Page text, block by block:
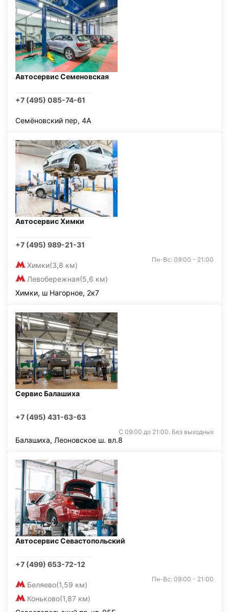
Автосервис Семеновская
+7 (495) 085-74-61
Семёновский пер, 4А
Автосервис Химки
+7 (495) 989-21-31
Химки(3,8 км)
Левобережная(5,6 км)
Пн-Вс: 09:00 - 21:00
Химки, ш Нагорное, 2к7
Сервис Балашиха
+7 (495) 431-63-63
С 09:00 до 21:00. Без выходных
Балашиха, Леоновское ш. вл.8
Автосервис Севастопольский
+7 (499) 653-72-12
Беляево(1,59 км)
Коньково(1,87 км)
Пн-Вс: 09:00 - 21:00